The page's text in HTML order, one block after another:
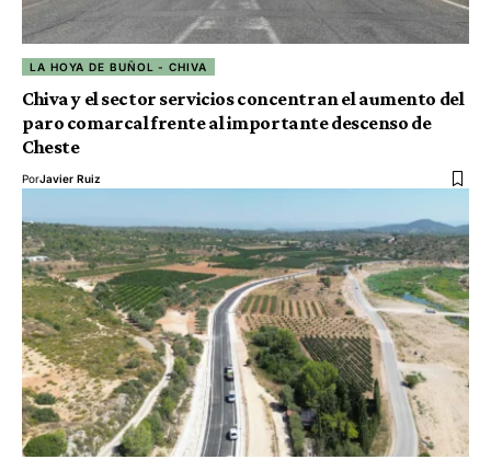
LA HOYA DE BUÑOL - CHIVA
Chiva y el sector servicios concentran el aumento del
paro comarcal frente al importante descenso de
Cheste
PorJavier Ruiz